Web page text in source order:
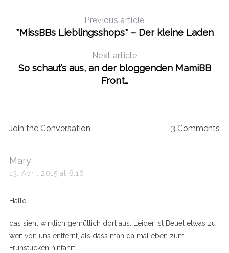
Previous article
*MissBBs Lieblingsshops* – Der kleine Laden
Next article
So schaut’s aus, an der bloggenden MamiBB
Front…
Join the Conversation 3 Comments
s
a
s
Mary
13. April 2015 at 8:16
Hallo
das sieht wirklich gemütlich dort aus. Leider ist Beuel etwas zu
weit von uns entfernt, als dass man da mal eben zum
Frühstücken hinfährt.